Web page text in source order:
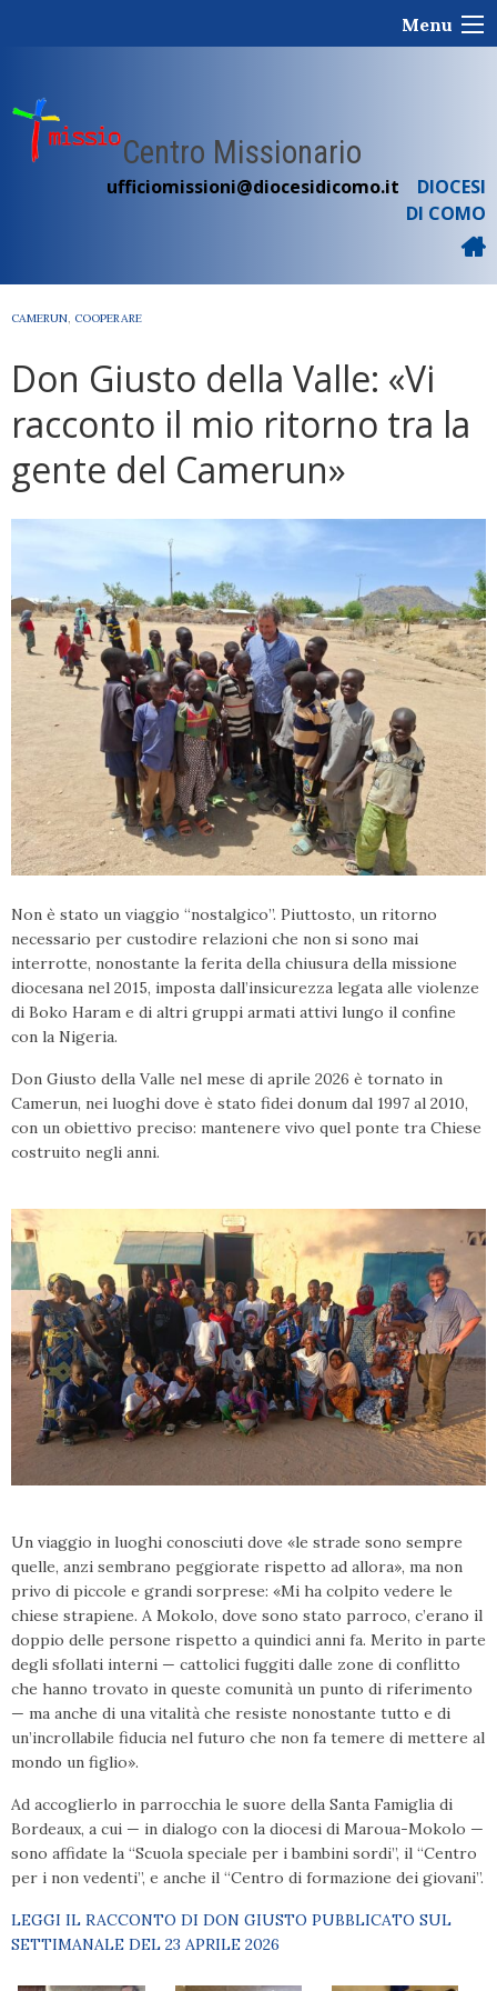
Menu
Centro Missionario
ufficiomissioni@diocesidicomo.it
DIOCESI
DI COMO
CAMERUN, COOPERARE
Don Giusto della Valle: «Vi
racconto il mio ritorno tra la
gente del Camerun»
Non è stato un viaggio “nostalgico”. Piuttosto, un ritorno
necessario per custodire relazioni che non si sono mai
interrotte, nonostante la ferita della chiusura della missione
diocesana nel 2015, imposta dall’insicurezza legata alle violenze
di Boko Haram e di altri gruppi armati attivi lungo il confine
con la Nigeria.
Don Giusto della Valle nel mese di aprile 2026 è tornato in
Camerun, nei luoghi dove è stato fidei donum dal 1997 al 2010,
con un obiettivo preciso: mantenere vivo quel ponte tra Chiese
costruito negli anni.
Un viaggio in luoghi conosciuti dove «le strade sono sempre
quelle, anzi sembrano peggiorate rispetto ad allora», ma non
privo di piccole e grandi sorprese: «Mi ha colpito vedere le
chiese strapiene. A Mokolo, dove sono stato parroco, c’erano il
doppio delle persone rispetto a quindici anni fa. Merito in parte
degli sfollati interni — cattolici fuggiti dalle zone di conflitto
che hanno trovato in queste comunità un punto di riferimento
— ma anche di una vitalità che resiste nonostante tutto e di
un’incrollabile fiducia nel futuro che non fa temere di mettere al
mondo un figlio».
Ad accoglierlo in parrocchia le suore della Santa Famiglia di
Bordeaux, a cui — in dialogo con la diocesi di Maroua-Mokolo —
sono affidate la “Scuola speciale per i bambini sordi”, il “Centro
per i non vedenti”, e anche il “Centro di formazione dei giovani”.
LEGGI IL RACCONTO DI DON GIUSTO PUBBLICATO SUL
SETTIMANALE DEL 23 APRILE 2026